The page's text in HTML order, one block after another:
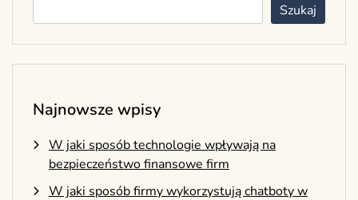
Szukaj
Najnowsze wpisy
W jaki sposób technologie wpływają na
bezpieczeństwo finansowe firm
W jaki sposób firmy wykorzystują chatboty w